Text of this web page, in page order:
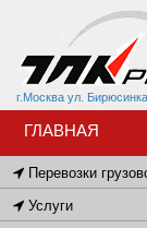
г.Москва ул.
ГЛАВНАЯ
Перевозки
Услуги